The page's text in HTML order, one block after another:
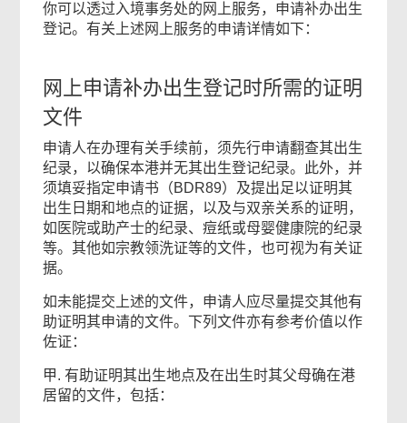
你可以透过入境事务处的网上服务，申请补办出生
登记。有关上述网上服务的申请详情如下：
网上申请补办出生登记时所需的证明
文件
申请人在办理有关手续前，须先行申请翻查其出生
纪录，以确保本港并无其出生登记纪录。此外，并
须填妥指定申请书（BDR89）及提出足以证明其
出生日期和地点的证据，以及与双亲关系的证明，
如医院或助产士的纪录、痘纸或母婴健康院的纪录
等。其他如宗教领洗证等的文件，也可视为有关证
据。
如未能提交上述的文件，申请人应尽量提交其他有
助证明其申请的文件。下列文件亦有参考价值以作
佐证：
甲. 有助证明其出生地点及在出生时其父母确在港
居留的文件，包括：